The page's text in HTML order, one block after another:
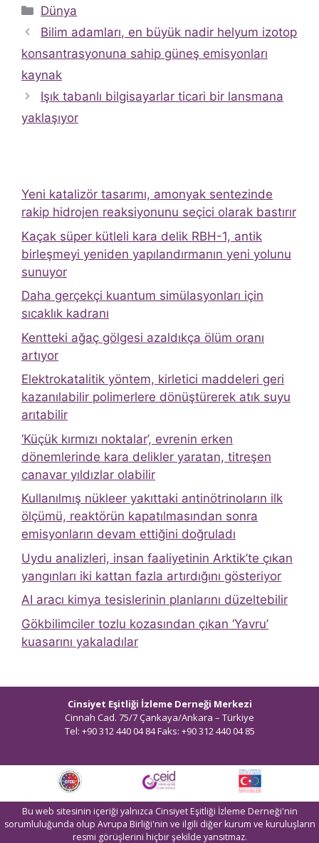
Kategoriler
Dünya
Bilim adamları, en büyük nadir helyum izotop
konsantrasyonuna sahip güneş emisyonları
kaynak
Işık tabanlı bilgisayarlar ticari bir lansmana
yaklaşıyor
Yeni katalizör tasarımı, amonyak sentezinde
rakip hidrojen reaksiyonunu seçici olarak bastırır
Kaçak süper kütleli kara delik RBH-1, antik
birleşmeyi yeniden yapılandırmanın yeni yolunu
sunuyor
Daha gerçekçi kuantum simülasyonları için
sıcaklık kadranı
Kentteki ağaç gölgesi azaldıkça ölüm oranı
artıyor
Elektrokatalitik yöntem, kirletici maddeleri geri
kazanılabilir polimerlere dönüştürerek atık suyu
arıtabilir
‘Küçük kırmızı noktalar’, evrenin erken
dönemlerinde kara delikler yaratan, titreşen
canavar yıldızlar olabilir
Kullanılmış nükleer yakıttaki antinötrinoların ilk
ölçümü, reaktörün kapatılmasından sonra
emisyonların devam ettiğini doğruladı
Uydu analizleri, insan faaliyetinin Arktik’te çıkan
yangınları iki kattan fazla artırdığını gösteriyor
AI aracı kimya tesislerinin planlarını düzeltebilir
Gökbilimciler tozlu kozasından çıkan ‘Yavru’
kuasarını yakaladılar
Cinsiyet Eşitliği İzleme Derneği Merkezi
Cinnah Cad. 75/7 Çankaya/Ankara – Türkiye
Tel: +90 312 440 04 84 Faks: +90 312 440 04 85
Bu web sitesinin içeriği yalnızca Cinsiyet Eşitliği İzleme Derneği'nin
sorumluluğunda olup Avrupa Birliği'nin ve ilgili diğer kurum ve kuruluşların
resmi görüşlerini hiçbir şekilde yansıtmaz.